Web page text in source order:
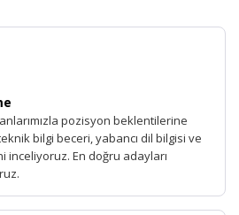
pozisyon beklentilerine
bilgi beceri, yabancı dil bilgisi ve
inceliyoruz. En doğru adayları